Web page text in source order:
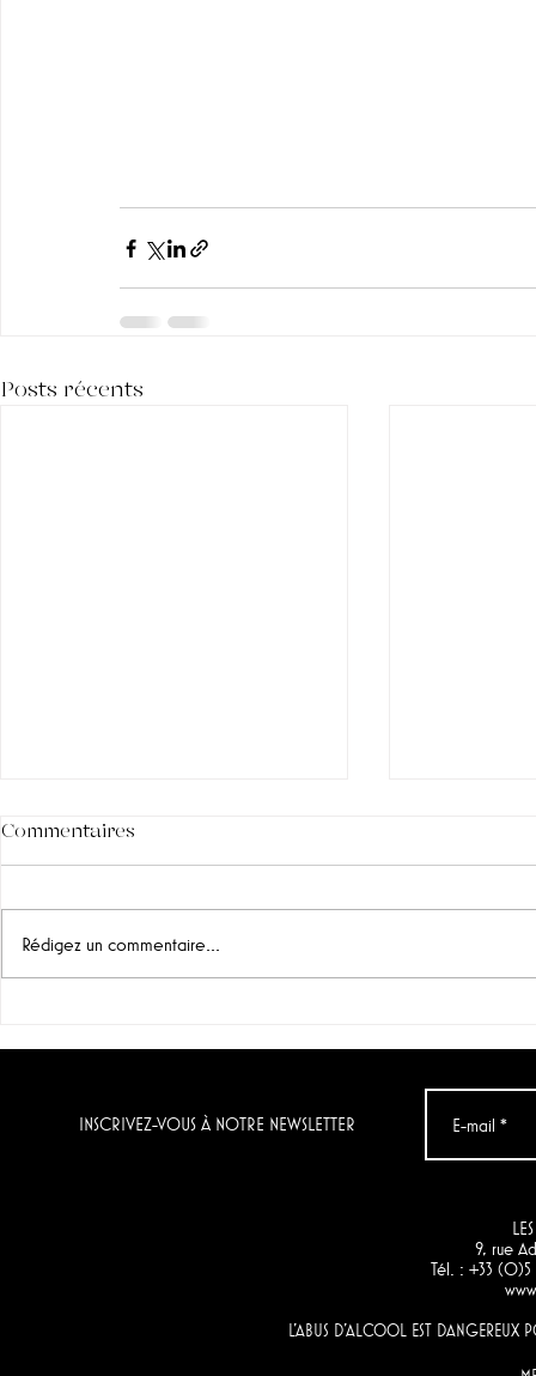
Posts récents
Commentaires
Rédigez un commentaire...
INSCRIVEZ-VOUS À NOTRE NEWSLETTER
9, rue
Tél. : +33
L'ABUS D'ALCOOL EST DANGEREUX